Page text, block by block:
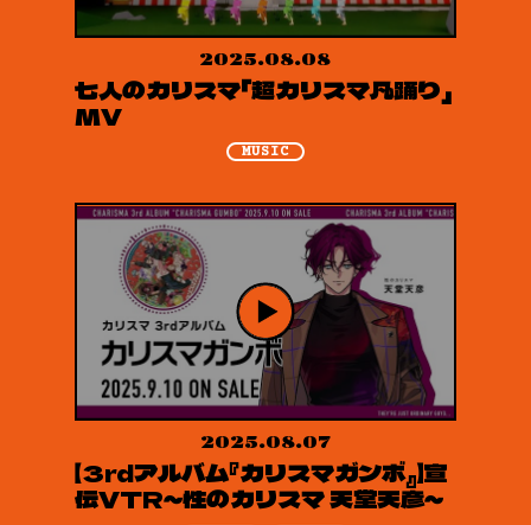
2025.08.08
七人のカリスマ「超カリスマ凡踊り」
MV
MUSIC
2025.08.07
【3rdアルバム『カリスマガンボ』】宣
伝VTR～性のカリスマ 天堂天彦～